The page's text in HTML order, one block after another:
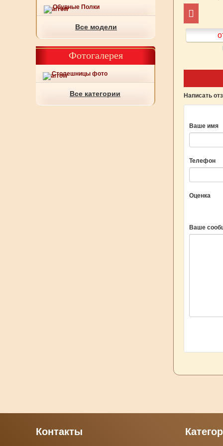
Обувные Полки
Все модели
Фотогалерея
Столешницы фото
Все категории
руб.
Подробнее
Написать
Ваше имя
Телефон
Оценка
Ваше
Контакты